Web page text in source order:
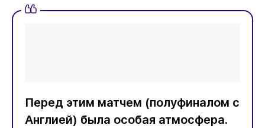
Перед этим матчем (полуфиналом с
Англией) была особая атмосфера.